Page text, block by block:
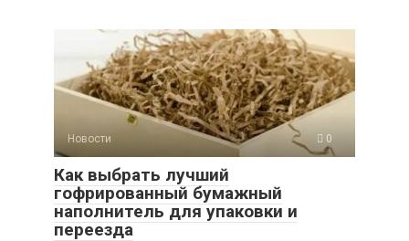
Новости 0
Как выбрать лучший
гофрированный бумажный
наполнитель для упаковки и
переезда